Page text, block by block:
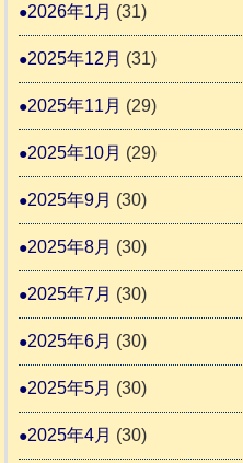
2026年1月 (31)
2025年12月 (31)
2025年11月 (29)
2025年10月 (29)
2025年9月 (30)
2025年8月 (30)
2025年7月 (30)
2025年6月 (30)
2025年5月 (30)
2025年4月 (30)